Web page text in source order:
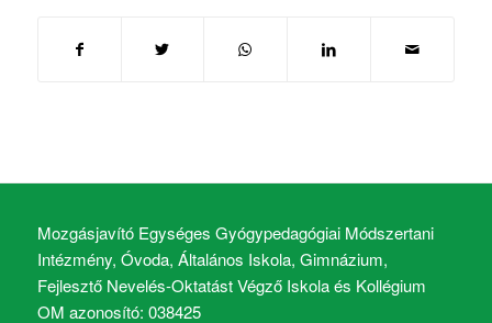
Mozgásjavító Egységes Gyógypedagógiai Módszertani
Intézmény, Óvoda, Általános Iskola, Gimnázium,
Fejlesztő Nevelés-Oktatást Végző Iskola és Kollégium
OM azonosító: 038425